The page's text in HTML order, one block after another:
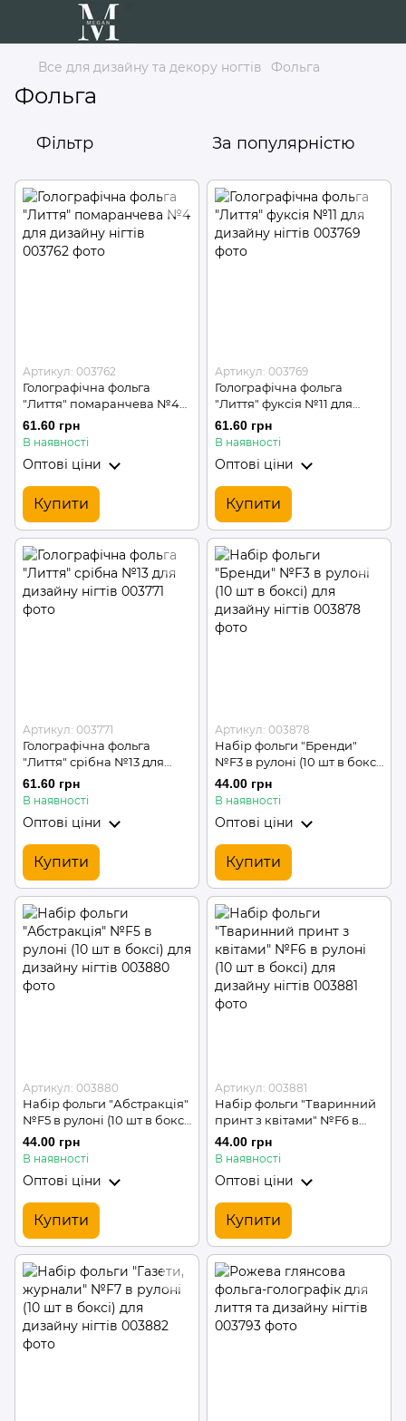
Все для дизайну та декору ногтів Фольга
Фольга
Фільтр За популярністю
Артикул: 003762
Голографічна фольга
"Лиття" помаранчева №4
для дизайну нігтів
61.60 грн
В наявності
Оптові ціни
Купити
Артикул: 003769
Голографічна фольга
"Лиття" фуксія №11 для
дизайну нігтів
61.60 грн
В наявності
Оптові ціни
Купити
Артикул: 003771
Голографічна фольга
"Лиття" срібна №13 для
дизайну нігтів
61.60 грн
В наявності
Оптові ціни
Купити
Артикул: 003878
Набір фольги "Бренди"
№F3 в рулоні (10 шт в боксі)
для дизайну нігтів
44.00 грн
В наявності
Оптові ціни
Купити
Артикул: 003880
Набір фольги "Абстракція"
№F5 в рулоні (10 шт в боксі)
для дизайну нігтів
44.00 грн
В наявності
Оптові ціни
Купити
Артикул: 003881
Набір фольги "Тваринний
принт з квітами" №F6 в
рулоні (10 шт в боксі) для
дизайну нігтів
44.00 грн
В наявності
Оптові ціни
Купити